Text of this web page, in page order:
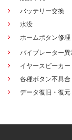
バッテリー交換
水没
ホームボタン修理
バイブレーター異
イヤースピーカー
各種ボタン不具合
データ復旧・復元